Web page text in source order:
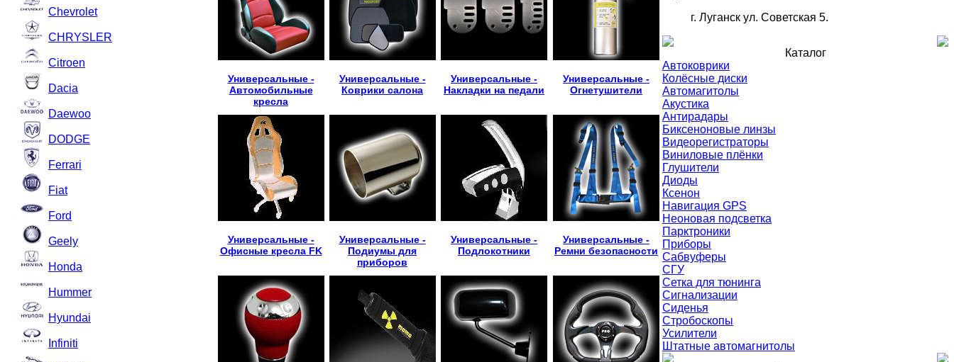
Chevrolet
CHRYSLER
Citroen
Dacia
Daewoo
DODGE
Ferrari
Fiat
Ford
Geely
Honda
Hummer
Hyundai
Infiniti
Универсальные -
Автомобильные
кресла
Универсальные -
Коврики салона
Универсальные -
Накладки на педали
Универсальные -
Огнетушители
Универсальные -
Офисные кресла FK
Универсальные -
Подиумы для
приборов
Универсальные -
Подлокотники
Универсальные -
Ремни безопасности
г. Луганск ул. Советская 5.
Каталог
Автоковрики
Колёсные диски
Автомагитолы
Акустика
Антирадары
Биксеноновые линзы
Видеорегистраторы
Виниловые плёнки
Глушители
Диоды
Ксенон
Навигация GPS
Неоновая подсветка
Парктроники
Приборы
Сабвуферы
СГУ
Сетка для тюнинга
Сигнализации
Сиденья
Стробоскопы
Усилители
Штатные автомагнитолы